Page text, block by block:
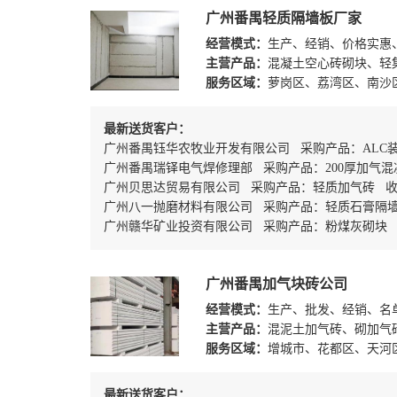
广州番禺轻质隔墙板厂家
经营模式： 生产、经销、价格实惠
主营产品： 混凝土空心砖砌块、
服务区域： 萝岗区、荔湾区、南沙
最新送货客户：
广州番禺钰华农牧业开发有限公司 采购产品：ALC
广州番禺瑞铎电气焊修理部 采购产品：200厚加气
广州贝思达贸易有限公司 采购产品：轻质加气砖
广州八一抛磨材料有限公司 采购产品：轻质石膏隔
广州赣华矿业投资有限公司 采购产品：粉煤灰砌块
广州番禺加气块砖公司
经营模式： 生产、批发、经销、名
主营产品： 混泥土加气砖、砌加气
服务区域： 增城市、花都区、天河